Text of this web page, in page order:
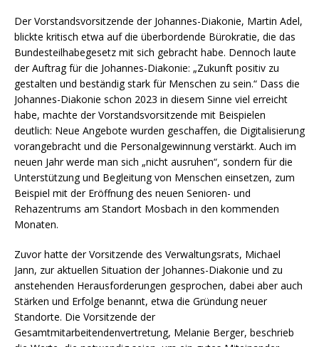
Der Vorstandsvorsitzende der Johannes-Diakonie, Martin Adel,
blickte kritisch etwa auf die überbordende Bürokratie, die das
Bundesteilhabegesetz mit sich gebracht habe. Dennoch laute
der Auftrag für die Johannes-Diakonie: „Zukunft positiv zu
gestalten und beständig stark für Menschen zu sein.“ Dass die
Johannes-Diakonie schon 2023 in diesem Sinne viel erreicht
habe, machte der Vorstandsvorsitzende mit Beispielen
deutlich: Neue Angebote wurden geschaffen, die Digitalisierung
vorangebracht und die Personalgewinnung verstärkt. Auch im
neuen Jahr werde man sich „nicht ausruhen“, sondern für die
Unterstützung und Begleitung von Menschen einsetzen, zum
Beispiel mit der Eröffnung des neuen Senioren- und
Rehazentrums am Standort Mosbach in den kommenden
Monaten.
Zuvor hatte der Vorsitzende des Verwaltungsrats, Michael
Jann, zur aktuellen Situation der Johannes-Diakonie und zu
anstehenden Herausforderungen gesprochen, dabei aber auch
Stärken und Erfolge benannt, etwa die Gründung neuer
Standorte. Die Vorsitzende der
Gesamtmitarbeitendenvertretung, Melanie Berger, beschrieb